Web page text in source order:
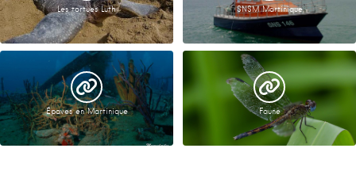
Les tortues Luth SNSM Martinique
Épaves en Martinique Faune